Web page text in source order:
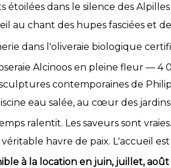
étoilées dans le silence des Alpilles
au chant des hupes fasciées et
dans l'oliveraie biologique
Alcinoos en pleine fleur — 4
sculptures contemporaines de
eau salée, au cœur des
ralentit. Les saveurs sont
véritable havre de paix. L'accueil
à la location en juin, juillet,